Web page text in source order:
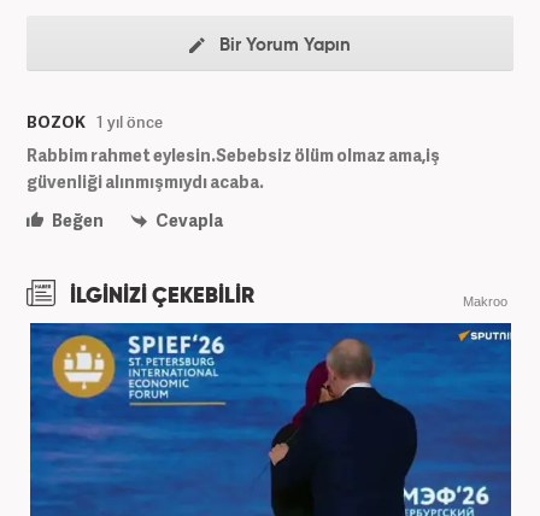
Bir Yorum Yapın
BOZOK 1 yıl önce
Rabbim rahmet eylesin.Sebebsiz ölüm olmaz ama,iş
güvenliği alınmışmıydı acaba.
Beğen
Cevapla
İLGİNİZİ ÇEKEBİLİR Makroo